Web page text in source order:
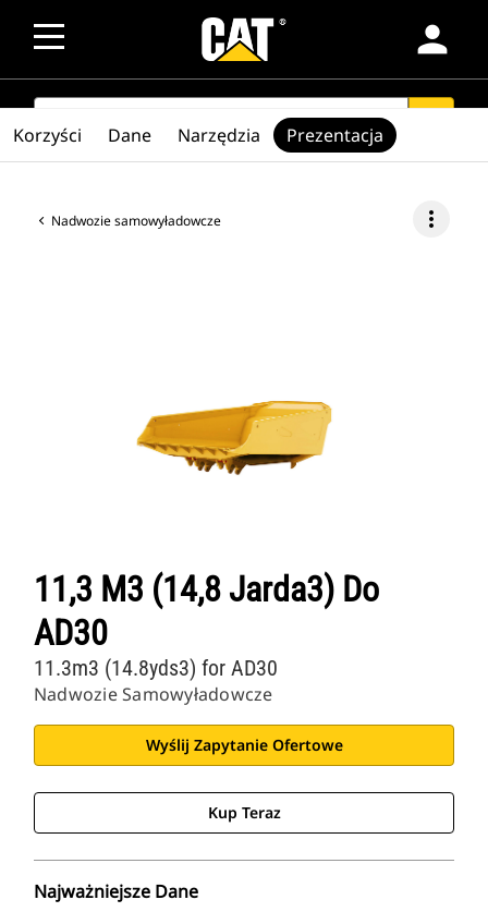
person
SEARCH
Nadwozie samowyładowcze more_vert
11,3 M3 (14,8 Jarda3) Do
AD30
Nadwozie Samowyładowcze
11.3m3 (14.8yds3) for AD30
Wyślij Zapytanie Ofertowe
Kup Teraz
Najważniejsze Dane
Korzyści Dane Narzędzia Prezentacja